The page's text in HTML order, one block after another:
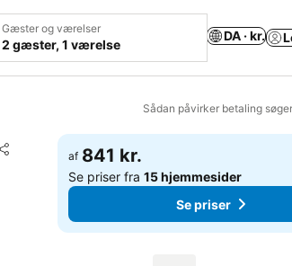
Gæster og værelser
2 gæster, 1 værelse
DA · kr.
Sådan påvirker betaling
Del
Føj til favoritter
af 841 kr.
Se priser fra15 hjemmesider
Se priser